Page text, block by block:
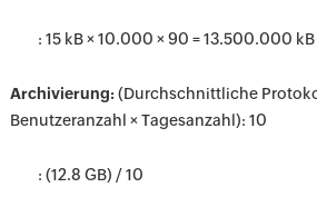
: 15 kB × 10.000 × 90 = 13.500.000 kB
Archivierung:(Durchschnittliche
Benutzeranzahl × Tagesanzahl): 10
: (12.8 GB) / 10